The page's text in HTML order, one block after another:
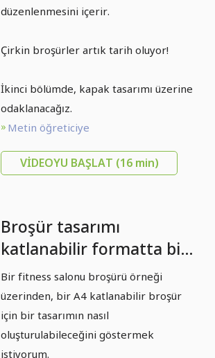
düzenlenmesini içerir.
Çirkin broşürler artık tarih oluyor!
İkinci bölümde, kapak tasarımı üzerine
odaklanacağız.
Metin öğreticiye
VIDEOYU BAŞLAT (16 min)
Broşür tasarımı
katlanabilir formatta bir
spor salonu/fitness
salonu örneği üzerinden
- Bölüm 4
Bir fitness salonu broşürü örneği
üzerinden, bir A4 katlanabilir broşür
için bir tasarımın nasıl
oluşturulabileceğini göstermek
istiyorum.